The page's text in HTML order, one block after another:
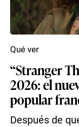
“Stranger
2026: el
popular
Después de
Qué ver